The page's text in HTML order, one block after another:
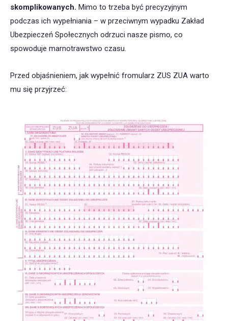
skomplikowanych. Mimo to trzeba być precyzyjnym
podczas ich wypełniania – w przeciwnym wypadku Zakład
Ubezpieczeń Społecznych odrzuci nasze pismo, co
spowoduje marnotrawstwo czasu.
Przed objaśnieniem, jak wypełnić fromularz ZUS ZUA warto
mu się przyjrzeć: